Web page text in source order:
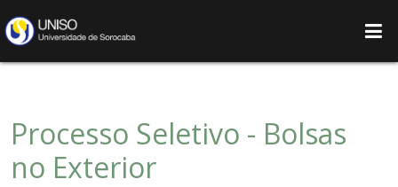
Processo Seletivo - Bolsas
no Exterior